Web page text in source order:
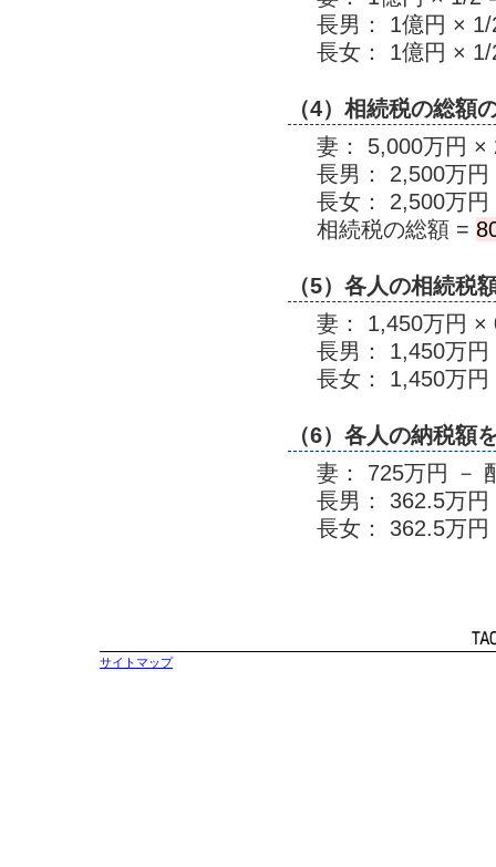
長男： 1億円 ×
長女： 1億円 ×
（4）相続税の総額
妻： 5,000万円
長男： 2,500万
長女： 2,500万
相続税の総額 =
（5）各人の相続税
妻： 1,450万円
長男： 1,450万
長女： 1,450万
（6）各人の納税額
妻： 725万円 －
長男： 362.5万
長女： 362.5万
サイトマップ